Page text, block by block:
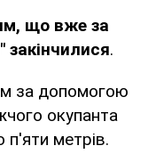
що вже за
закінчилися.
за допомогою
окупанта
п'яти метрів.